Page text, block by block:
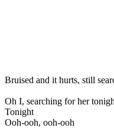
Bruised and it hurts, still
Oh I, searching for her
Tonight
Ooh-ooh, ooh-ooh